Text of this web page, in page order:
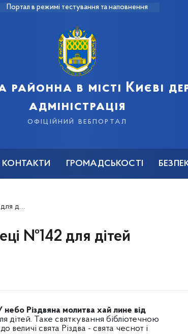
Портал в режимі тестування та наповнення
районна в місті Києві
адміністрація
офіційний вебпортал
КОНТАКТИ ГРОМАДСЬКОСТІ
№142 для дітей
небо Різдвяна молитва хай лине від
дітей. Таке святкування бібліотечною
свята Різдва - свята чеснот і